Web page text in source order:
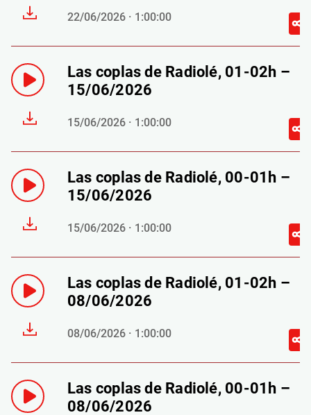
22/06/2026 · 1:00:00
Las coplas de Radiolé, 01-02h –
15/06/2026
15/06/2026 · 1:00:00
Las coplas de Radiolé, 00-01h –
15/06/2026
15/06/2026 · 1:00:00
Las coplas de Radiolé, 01-02h –
08/06/2026
08/06/2026 · 1:00:00
Las coplas de Radiolé, 00-01h –
08/06/2026